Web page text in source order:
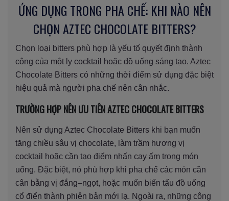
ỨNG DỤNG TRONG PHA CHẾ: KHI NÀO NÊN
CHỌN AZTEC CHOCOLATE BITTERS?
Chọn loại bitters phù hợp là yếu tố quyết định thành
công của một ly cocktail hoặc đồ uống sáng tạo. Aztec
Chocolate Bitters có những thời điểm sử dụng đặc biệt
hiệu quả mà người pha chế nên cân nhắc.
TRƯỜNG HỢP NÊN ƯU TIÊN AZTEC CHOCOLATE BITTERS
Nên sử dụng Aztec Chocolate Bitters khi bạn muốn
tăng chiều sâu vị chocolate, làm trầm hương vị
cocktail hoặc cần tạo điểm nhấn cay ấm trong món
uống. Đặc biệt, nó phù hợp khi pha chế các món cần
cân bằng vị đắng–ngọt, hoặc muốn biến tấu đồ uống
cổ điển thành phiên bản mới lạ. Ngoài ra, những công